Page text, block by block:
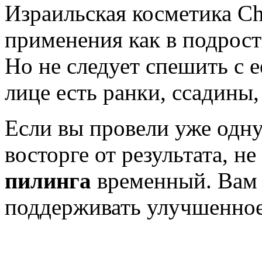
Израильская косметика
применения как в
Но не следует спешить с
лице есть ранки,
Если вы провели уже
восторге от результата,
пилинга временный. Вам
поддерживать